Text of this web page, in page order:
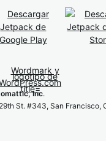
Inc.
St. #343, San Francisco,